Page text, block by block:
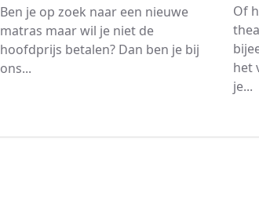
Ben je op zoek naar een nieuwe
matras maar wil je niet de
hoofdprijs betalen? Dan ben je bij
ons...
Of
het
je...